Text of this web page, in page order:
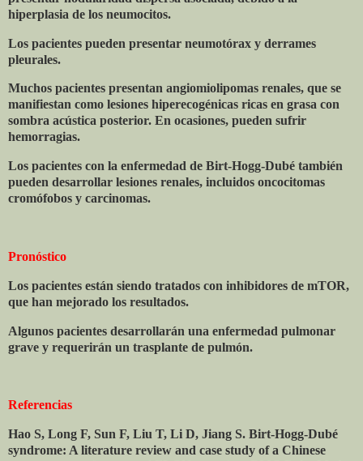
hiperplasia de los neumocitos.
Los pacientes pueden presentar neumotórax y derrames
pleurales.
Muchos pacientes presentan angiomiolipomas renales, que se
manifiestan como lesiones hiperecogénicas ricas en grasa con
sombra acústica posterior. En ocasiones, pueden sufrir
hemorragias.
Los pacientes con la enfermedad de Birt-Hogg-Dubé también
pueden desarrollar lesiones renales, incluidos oncocitomas
cromófobos y carcinomas.
Pronóstico
Los pacientes están siendo tratados con inhibidores de mTOR,
que han mejorado los resultados.
Algunos pacientes desarrollarán una enfermedad pulmonar
grave y requerirán un trasplante de pulmón.
Referencias
Hao S, Long F, Sun F, Liu T, Li D, Jiang S. Birt-Hogg-Dubé
syndrome: A literature review and case study of a Chinese